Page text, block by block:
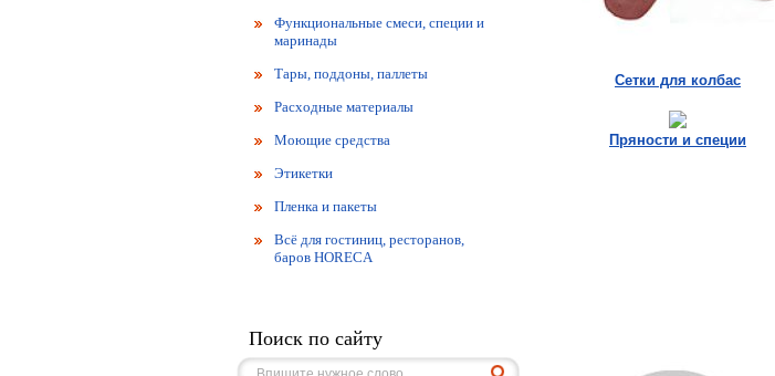
Сетки для колбас
Пряности и специи
Функциональные смеси, специи и
маринады
Тары, поддоны, паллеты
Расходные материалы
Моющие средства
Этикетки
Пленка и пакеты
Всё для гостиниц, ресторанов,
баров HORECA
Поиск по сайту